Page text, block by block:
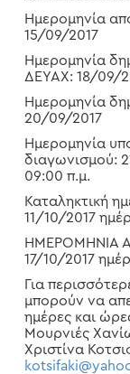
Ημερομηνία
15/09/2017
Ημερομηνία
ΔΕΥΑΧ: 18/09/
Ημερομηνία
20/09/2017
Ημερομηνία
διαγωνισμού:
09:00 π.μ.
Καταληκτική
11/10/2017
ΗΜΕΡΟΜΗΝΙΑ
17/10/2017
Για
μπορούν να
ημέρες και
Μουρνιές
Χριστίνα
kotsifaki@